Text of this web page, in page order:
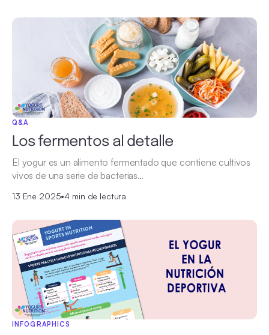
Q&A
Los fermentos al detalle
El yogur es un alimento fermentado que contiene cultivos
vivos de una serie de bacterias…
13 Ene 2025•4 min de lectura
INFOGRAPHICS